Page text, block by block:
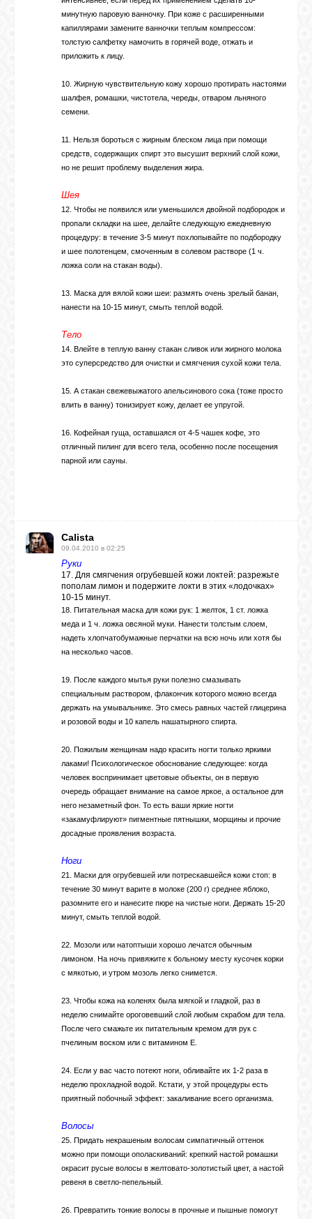
минутную паровую ванночку. При коже с расширенными
капиллярами замените ванночки теплым компрессом:
толстую салфетку намочить в горячей воде, отжать и
приложить к лицу.
10. Жирную чувствительную кожу хорошо протирать настоями
шалфея, ромашки, чистотела, череды, отваром льняного
семени.
11. Нельзя бороться с жирным блеском лица при помощи
средств, содержащих спирт это высушит верхний слой кожи,
но не решит проблему выделения жира.
Шея
12. Чтобы не появился или уменьшился двойной подбородок и
пропали складки на шее, делайте следующую ежедневную
процедуру: в течение 3-5 минут похлопывайте по подбородку
и шее полотенцем, смоченным в солевом растворе (1 ч.
ложка соли на стакан воды).
13. Маска для вялой кожи шеи: размять очень зрелый банан,
нанести на 10-15 минут, смыть теплой водой.
Тело
14. Влейте в теплую ванну стакан сливок или жирного молока
это суперсредство для очистки и смягчения сухой кожи тела.
15. А стакан свежевыжатого апельсинового сока (тоже просто
влить в ванну) тонизирует кожу, делает ее упругой.
16. Кофейная гуща, оставшаяся от 4-5 чашек кофе, это
отличный пилинг для всего тела, особенно после посещения
парной или сауны.
Calista
09.04.2010 в 02:25
Руки
17. Для смягчения огрубевшей кожи локтей: разрежьте
пополам лимон и подержите локти в этих «лодочках»
10-15 минут.
18. Питательная маска для кожи рук: 1 желток, 1 ст. ложка
меда и 1 ч. ложка овсяной муки. Нанести толстым слоем,
надеть хлопчатобумажные перчатки на всю ночь или хотя бы
на несколько часов.
19. После каждого мытья руки полезно смазывать
специальным раствором, флакончик которого можно всегда
держать на умывальнике. Это смесь равных частей глицерина
и розовой воды и 10 капель нашатырного спирта.
20. Пожилым женщинам надо красить ногти только яркими
лаками! Психологическое обоснование следующее: когда
человек воспринимает цветовые объекты, он в первую
очередь обращает внимание на самое яркое, а остальное для
него незаметный фон. То есть ваши яркие ногти
«закамуфлируют» пигментные пятнышки, морщины и прочие
досадные проявления возраста.
Ноги
21. Маски для огрубевшей или потрескавшейся кожи стоп: в
течение 30 минут варите в молоке (200 г) среднее яблоко,
разомните его и нанесите пюре на чистые ноги. Держать 15-20
минут, смыть теплой водой.
22. Мозоли или натоптыши хорошо лечатся обычным
лимоном. На ночь привяжите к больному месту кусочек корки
с мякотью, и утром мозоль легко снимется.
23. Чтобы кожа на коленях была мягкой и гладкой, раз в
неделю снимайте ороговевший слой любым скрабом для тела.
После чего смажьте их питательным кремом для рук с
пчелиным воском или с витамином Е.
24. Если у вас часто потеют ноги, обливайте их 1-2 раза в
неделю прохладной водой. Кстати, у этой процедуры есть
приятный побочный эффект: закаливание всего организма.
Волосы
25. Придать некрашеным волосам симпатичный оттенок
можно при помощи ополаскиваний: крепкий настой ромашки
окрасит русые волосы в желтовато-золотистый цвет, а настой
ревеня в светло-пепельный.
26. Превратить тонкие волосы в прочные и пышные помогут